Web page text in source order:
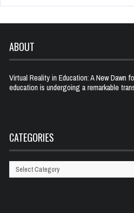
ABOUT
Virtual Reality in Education: A New Dawn
education is undergoing a remarkable
CATEGORIES
Categories